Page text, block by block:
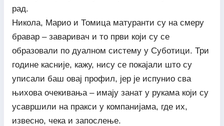
рад.
Никола, Марио и Томица матуранти су на смеру
бравар – заваривач и то први који су се
образовали по дуалном систему у Суботици. Три
године касније, кажу, нису се покајали што су
уписали баш овај профил, јер је испунио сва
њихова очекивања – имају занат у рукама који су
усавршили на пракси у компанијама, где их,
извесно, чека и запослење.